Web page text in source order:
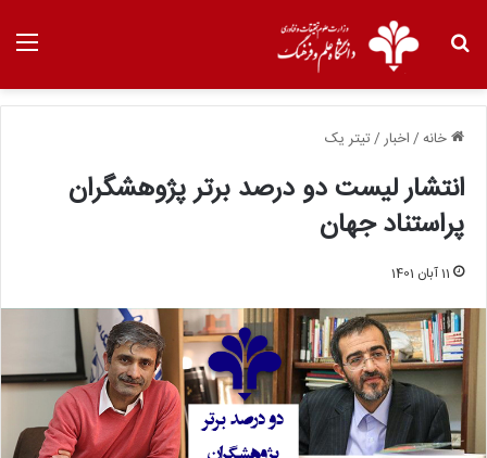
خانه/اخبار/تیتر یک
انتشار لیست دو درصد برتر پژوهشگران
پراستناد جهان
11 آبان 1401